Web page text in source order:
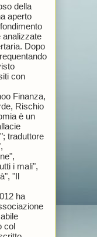
della
aperto
analizzate
Dopo
con
Finanza,
Rischio
è un
traduttore
i mali",
"Il
ha
col